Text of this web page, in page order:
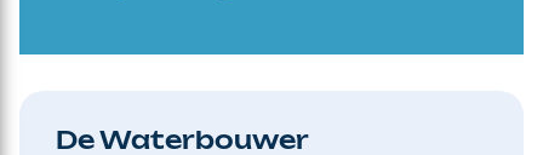
De Waterbouwer